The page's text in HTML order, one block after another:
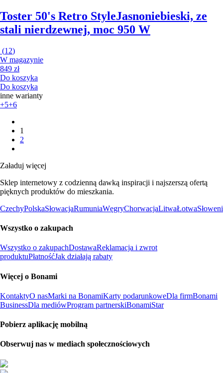
Toster 50's Retro StyleJasnoniebieski, ze
stali nierdzewnej, moc 950 W
(12)
W magazynie
849 zł
Do koszyka
Do koszyka
inne warianty
+5+6
1
2
Załaduj więcej
Sklep internetowy z codzienną dawką inspiracji i najszerszą ofertą
pięknych produktów do mieszkania.
CzechyPolskaSłowacjaRumuniaWęgryChorwacjaLitwaŁotwa
Wszystko o zakupach
Wszystko o zakupachDostawaReklamacja i zwrot
produktuPłatnośćJak działają rabaty
Więcej o Bonami
KontaktyO nasMarki na BonamiKarty podarunkoweDla firmBonami
BusinessDla mediówProgram partnerskiBonamiStar
Pobierz aplikację mobilną
Obserwuj nas w mediach społecznościowych